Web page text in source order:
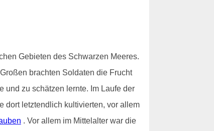
Gebieten des Schwarzen Meeres.
brachten Soldaten die Frucht
und zu schätzen lernte. Im Laufe der
dort letztendlich kultivierten, vor allem
. Vor allem im Mittelalter war die